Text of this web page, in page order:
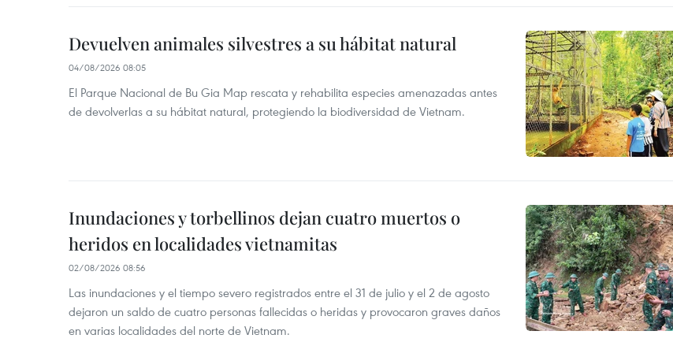
Devuelven animales silvestres a su hábitat natural
04/08/2026 08:05
El Parque Nacional de Bu Gia Map rescata y rehabilita especies amenazadas antes
de devolverlas a su hábitat natural, protegiendo la biodiversidad de Vietnam.
Inundaciones y torbellinos dejan cuatro muertos o
heridos en localidades vietnamitas
02/08/2026 08:56
Las inundaciones y el tiempo severo registrados entre el 31 de julio y el 2 de agosto
dejaron un saldo de cuatro personas fallecidas o heridas y provocaron graves daños
en varias localidades del norte de Vietnam.